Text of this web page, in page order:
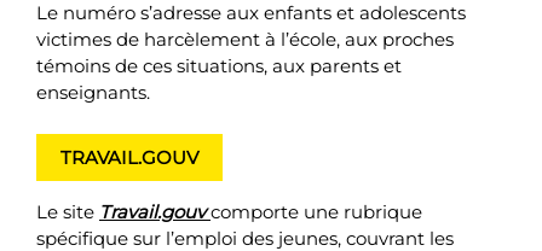
Le numéro s’adresse aux enfants et adolescents
victimes de harcèlement à l’école, aux proches
témoins de ces situations, aux parents et
enseignants.
TRAVAIL.GOUV
Le site Travail.gouv comporte une rubrique
spécifique sur l’emploi des jeunes, couvrant les